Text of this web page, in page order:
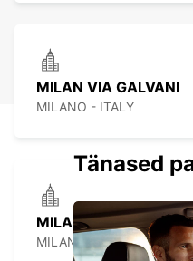
MILAN VIA GALVANI
MILANO - ITALY
MILAN VIALE
MILANO - ITALY
Tänased